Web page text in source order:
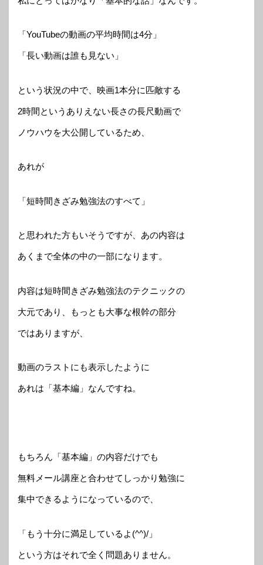
「YouTubeの動画の平均時間は4分」
「長い動画は誰も見ない」
という状況の中で、映画1本分に匹敵する
2時間というありえない長さの長尺動画で
ノウハウを大公開しているため、
あれが
「短時間きざみ勉強法のすべて」
と思われた方もいそうですが、あの内容は
あくまで全体の中の一部になります。
内容は短時間きざみ勉強法のテクニックの
大元であり、もっとも大事な根幹の部分
ではありますが、
動画のラストにも表示したように
あれは「基本編」なんですね。
もちろん「基本編」の内容だけでも
無料メール講座と合わせてしっかり勉強に
集中できるようになっているので、
「もう十分に満足しているよ(^^)/」
という方はそれで全く問題ありません。